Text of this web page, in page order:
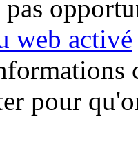
pas
web activé
pour